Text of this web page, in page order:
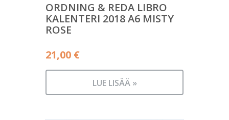
ORDNING & REDA LIBRO
KALENTERI 2018 A6 MISTY
ROSE
21,00 €
LUE LISÄÄ »